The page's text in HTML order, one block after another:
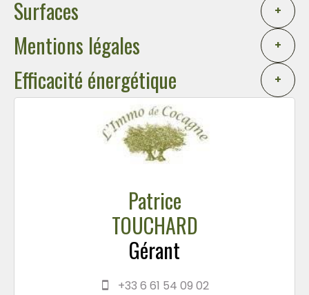
Surfaces +
Mentions légales +
Efficacité énergétique +
Patrice
TOUCHARD
Gérant
+33 6 61 54 09 02